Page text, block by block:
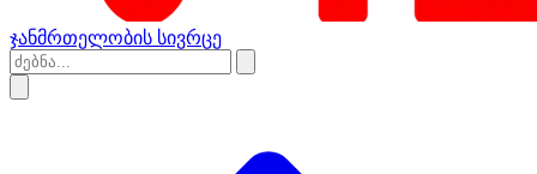
ჯანმრთელობის სივრცე